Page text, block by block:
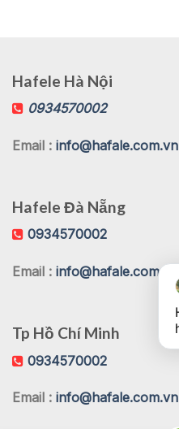
Hafele Hà Nội
0934570002
Email : info@hafale.com.vn
Hafele Đà Nẵng
0934570002
Email : info@hafale.com.vn
Tp Hồ Chí Minh
0934570002
Email : info@hafale.com.vn